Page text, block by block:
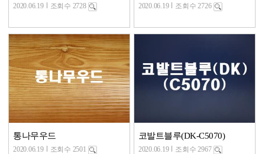
2020.06.19 조회수 2728 2020.06.19 조회수 2726
통나무우드
2020.06.19 조회수 2501
코발트블루(DK-C5070)
2020.06.19 조회수 2967